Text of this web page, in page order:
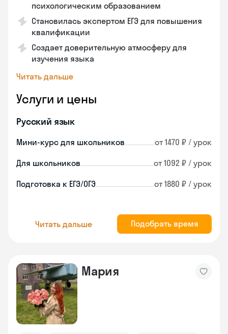
психологическим образованием
Становилась экспертом ЕГЭ для повышения
квалификации
Создает доверительную атмосферу для
изучения языка
Читать дальше
Услуги и цены
Русский язык
Мини-курс для школьников от 1470 ₽ / урок
Для школьников от 1092 ₽ / урок
Подготовка к ЕГЭ/ОГЭ от 1880 ₽ / урок
Читать дальше Подобрать время
Мария